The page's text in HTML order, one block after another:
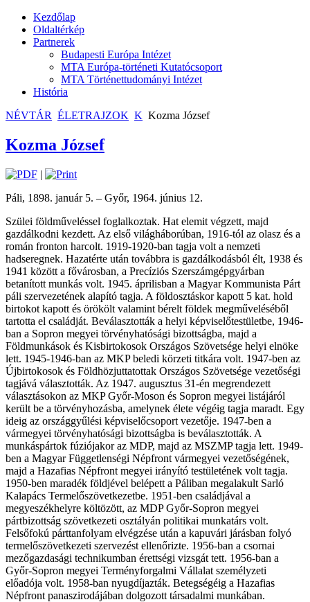
Kezdőlap
Oldaltérkép
Partnerek
Budapesti Európa Intézet
MTA Európa-történeti Kutatócsoport
MTA Történettudományi Intézet
História
NÉVTÁR ÉLETRAJZOK K Kozma József
Kozma József
|
Páli, 1898. január 5. – Győr, 1964. június 12.
Szülei földműveléssel foglalkoztak. Hat elemit végzett, majd
gazdálkodni kezdett. Az első világháborúban, 1916-tól az olasz és a
román fronton harcolt. 1919-1920-ban tagja volt a nemzeti
hadseregnek. Hazatérte után továbbra is gazdálkodásból élt, 1938 és
1941 között a fővárosban, a Precíziós Szerszámgépgyárban
betanított munkás volt. 1945. áprilisban a Magyar Kommunista Párt
páli szervezetének alapító tagja. A földosztáskor kapott 5 kat. hold
birtokot kapott és örökölt valamint bérelt földek megműveléséből
tartotta el családját. Beválasztották a helyi képviselőtestületbe, 1946-
ban a Sopron megyei törvényhatósági bizottságba, majd a
Földmunkások és Kisbirtokosok Országos Szövetsége helyi elnöke
lett. 1945-1946-ban az MKP beledi körzeti titkára volt. 1947-ben az
Újbirtokosok és Földhözjuttatottak Országos Szövetsége vezetőségi
tagjává választották. Az 1947. augusztus 31-én megrendezett
választásokon az MKP Győr-Moson és Sopron megyei listájáról
került be a törvényhozásba, amelynek élete végéig tagja maradt. Egy
ideig az országgyűlési képviselőcsoport vezetője. 1947-ben a
vármegyei törvényhatósági bizottságba is beválasztották. A
munkáspártok fúziójakor az MDP, majd az MSZMP tagja lett. 1949-
ben a Magyar Függetlenségi Népfront vármegyei vezetőségének,
majd a Hazafias Népfront megyei irányító testületének volt tagja.
1950-ben maradék földjével belépett a Páliban megalakult Sarló
Kalapács Termelőszövetkezetbe. 1951-ben családjával a
megyeszékhelyre költözött, az MDP Győr-Sopron megyei
pártbizottság szövetkezeti osztályán politikai munkatárs volt.
Felsőfokú párttanfolyam elvégzése után a kapuvári járásban folyó
termelőszövetkezeti szervezést ellenőrizte. 1956-ban a csornai
mezőgazdasági technikumban érettségi vizsgát tett. 1956-ban a
Győr-Sopron megyei Terményforgalmi Vállalat személyzeti
előadója volt. 1958-ban nyugdíjazták. Betegségéig a Hazafias
Népfront panaszirodájában dolgozott társadalmi munkában.